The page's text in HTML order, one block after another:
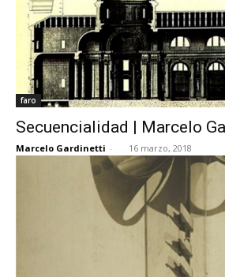
faro
Secuencialidad | Marcelo
Marcelo Gardinetti - 16 marzo, 2018